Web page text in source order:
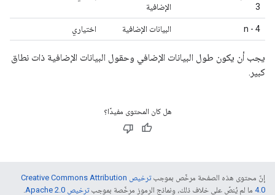
3
الإضافية
4 - n البيانات الإضافية اختياري
يجب أن يكون طول البيانات الإضافي وحقول البيانات الإضافية ذات نطاق
كبير.
هل كان المحتوى مفيدًا؟
إنّ محتوى هذه الصفحة مرخّص بموجب
ترخيص Creative Commons Attribution
4.0‏ ما لم يُنصّ على خلاف ذلك، ونماذج الرموز مرخّصة بموجبترخيص Apache 2.0‏
.